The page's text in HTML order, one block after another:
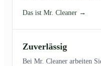
Das ist Mr. Cleaner →
Zuverlässig
Bei Mr. Cleaner arbeiten